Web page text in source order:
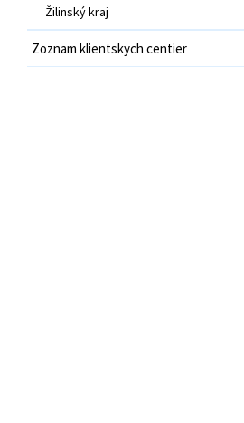
Žilinský kraj
Zoznam klientskych centier